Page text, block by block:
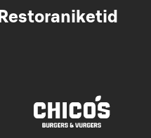
Restoraniketid